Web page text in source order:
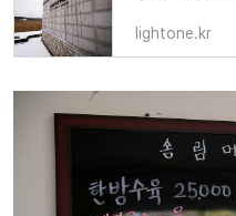
lightone.kr